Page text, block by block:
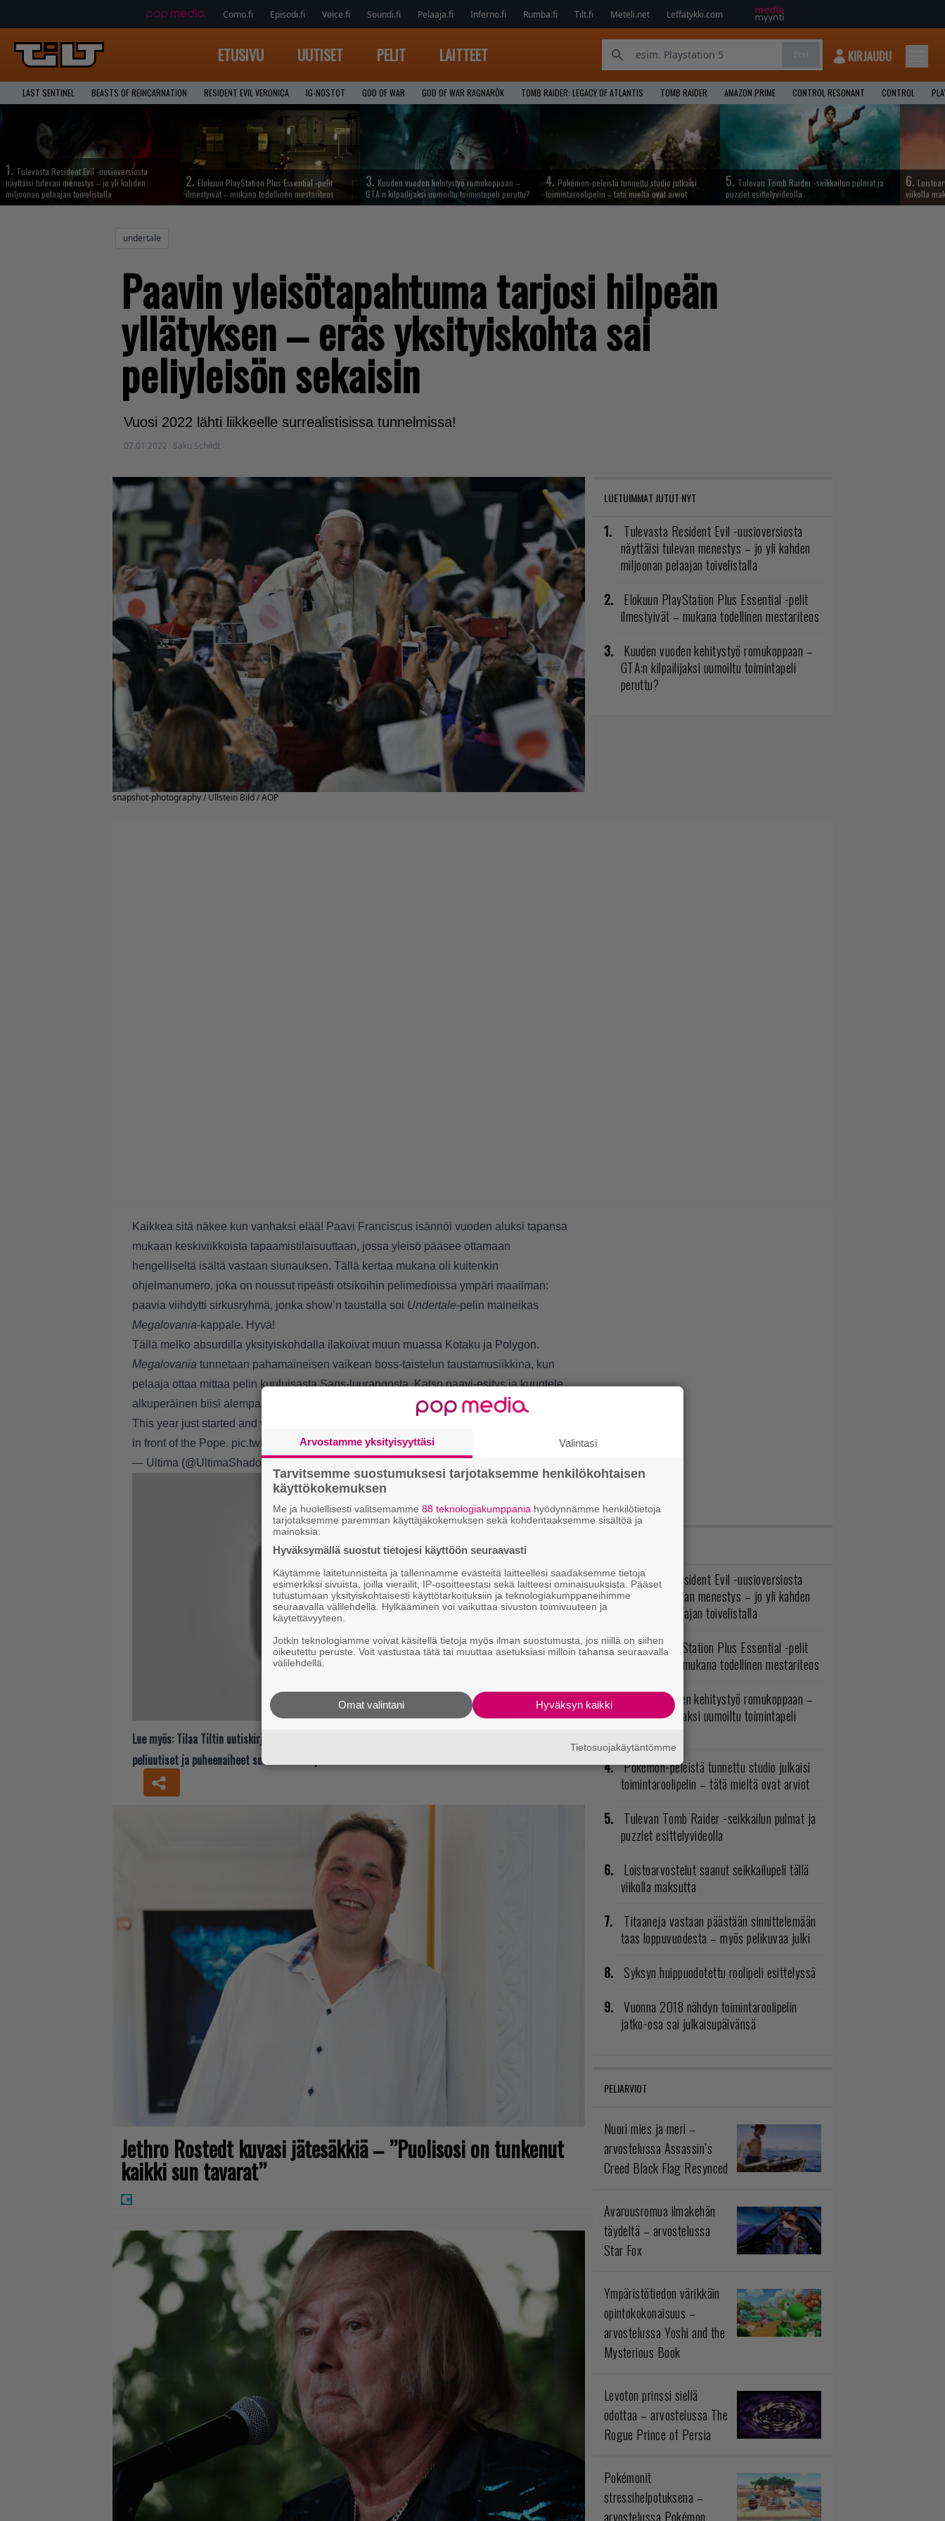
Como.fi Episodi.fi Voice.fi Soundi.fi Pelaaja.fi Inferno.fi Rumba.fi Tilt.fi Meteli.net Leffatykki.com
ETUSIVU UUTISET PELIT LAITTEET KIRJAUDU
LAST SENTINEL BEASTS OF REINCARNATION RESIDENT EVIL VERONICA IG-NOSTOT GOD OF WAR GOD OF WAR RAGNARÖK TOMB RAIDER: LEGACY OF ATLANTIS TOMB RAIDER AMAZON PRIME CONTROL RESONANT CONTROL
1. Tulevasta Resident Evil -uusioversiosta
näyttäisi tulevan menestys – jo yli kahden
miljoonan pelaajan toivelistalla
2. Elokuun PlayStation Plus Essential -pelit
ilmestyivät – mukana todellinen mestariteos
3. Kuuden vuoden kehitystyö romukoppaan –
GTA:n kilpailijaksi uumoiltu toimintapeli peruttu?
4. Pokémon-peleistä tunnettu studio julkaisi
toimintaroolipelin – tätä mieltä ovat arviot
5. Tulevan Tomb Raider -seikkailun pulmat ja
puzzlet esittelyvideolla
6.
viikolla
undertale
Paavin yleisötapahtuma tarjosi hilpeän
yllätyksen – eräs yksityiskohta sai
peliyleisön sekaisin
Vuosi 2022 lähti liikkeelle surrealistisissa tunnelmissa!
07.01.2022 Saku Schildt
snapshot-photography / Ullstein Bild / AOP
LUETUIMMAT JUTUT NYT
Tulevasta Resident Evil -uusioversiosta
näyttäisi tulevan menestys – jo yli kahden
miljoonan pelaajan toivelistalla
Elokuun PlayStation Plus Essential -pelit
ilmestyivät – mukana todellinen mestariteos
Kuuden vuoden kehitystyö romukoppaan –
GTA:n kilpailijaksi uumoiltu toimintapeli
peruttu?
Kaikkea sitä näkee kun vanhaksi elää! Paavi Franciscus isännöi vuoden aluksi tapansa
mukaan keskiviikkoista tapaamistilaisuuttaan, jossa yleisö pääsee ottamaan
hengelliseltä isältä vastaan siunauksen. Tällä kertaa mukana oli kuitenkin
ohjelmanumero, joka on noussut ripeästi otsikoihin pelimedioissa ympäri maailman:
paavia viihdytti sirkusryhmä, jonka show’n taustalla soi Undertale-pelin maineikas
Megalovania-kappale. Hyvä!
Tällä melko absurdilla yksityiskohdalla ilakoivat muun muassa Kotaku ja Polygon.
Megalovania tunnetaan pahamaineisen vaikean boss-taistelun taustamusiikkina, kun
pelaaja ottaa mittaa pelin kuuluisasta Sans-luurangosta. Katso paavi-esitys ja kuuntele
alkuperäinen biisi alempaa.
This year just started and we already have the insanity of Megalovania being performed
in front of the Pope. pic.twitter.com/QBxGtl9v1c
— Ultima (@UltimaShadowX)
Lue myös: Tilaa Tiltin uutiskirje ja tiedät mistä kahvitauolla puhutaan! Nappaa ajankohtaiset
peliuutiset ja puheenaiheet suoraan sähköpostiin tästä.
Jethro Rostedt kuvasi jätesäkkiä – ”Puolisosi on tunkenut
kaikki sun tavarat”
Tulevasta Resident Evil -uusioversiosta
näyttäisi tulevan menestys – jo yli kahden
miljoonan pelaajan toivelistalla
Elokuun PlayStation Plus Essential -pelit
ilmestyivät – mukana todellinen mestariteos
Kuuden vuoden kehitystyö romukoppaan –
GTA:n kilpailijaksi uumoiltu toimintapeli
Pokémon-peleistä tunnettu studio julkaisi
toimintaroolipelin – tätä mieltä ovat arviot
Tulevan Tomb Raider -seikkailun pulmat ja
puzzlet esittelyvideolla
Loistoarvostelut saanut seikkailupeli tällä
viikolla maksutta
Titaaneja vastaan päästään sinnittelemään
taas loppuvuodesta – myös pelikuvaa julki
Syksyn huippuodotettu roolipeli esittelyssä
Vuonna 2018 nähdyn toimintaroolipelin
jatko-osa sai julkaisupäivänsä
PELIARVIOT
Nuori mies ja meri –
arvostelussa Assassin’s
Creed Black Flag Resynced
Avaruusromua ilmakehän
täydeltä – arvostelussa
Star Fox
Ympäristötiedon värikkäin
opintokokonaisuus –
arvostelussa Yoshi and the
Mysterious Book
Levoton prinssi siellä
odottaa – arvostelussa The
Rogue Prince of Persia
Pokémonit
stressihelpotuksena –
arvostelussa Pokémon
Arvostamme yksityisyyttäsi Valintasi
Tarvitsemme suostumuksesi tarjotaksemme henkilökohtaisen
käyttökokemuksen
Me ja huolellisesti valitsemamme 88 teknologiakumppania hyödynnämme henkilötietoja
tarjotaksemme paremman käyttäjäkokemuksen sekä kohdentaaksemme sisältöä ja
mainoksia.
Hyväksymällä suostut tietojesi käyttöön seuraavasti
Käytämme laitetunnisteita ja tallennamme evästeitä laitteellesi saadaksemme tietoja
esimerkiksi sivuista, joilla vierailit, IP-osoitteestasi sekä laitteesi ominaisuuksista. Pääset
tutustumaan yksityiskohtaisesti käyttötarkoituksiin ja teknologiakumppaneihimme
seuraavalla välilehdellä. Hylkääminen voi vaikuttaa sivuston toimivuuteen ja
käytettävyyteen.
Jotkin teknologiamme voivat käsitellä tietoja myös ilman suostumusta, jos niillä on siihen
oikeutettu peruste. Voit vastustaa tätä tai muuttaa asetuksiasi milloin tahansa seuraavalla
välilehdellä.
Hyväksyn kaikki
Omat valintani
Tietosuojakäytäntömme